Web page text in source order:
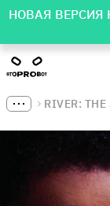
НОВАЯ ВЕРСИЯ
RIVER: THE